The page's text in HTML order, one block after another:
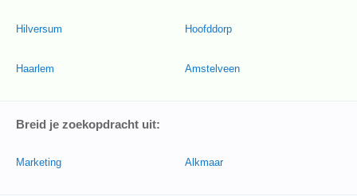
Hilversum
Haarlem
Hoofddorp
Amstelveen
Breid je zoekopdracht uit:
Marketing Alkmaar